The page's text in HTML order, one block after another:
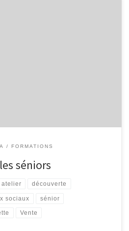
FORMATIONS
séniors
atelier découverte
sociaux sénior
Vente